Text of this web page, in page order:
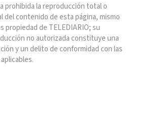
prohibida la reproducción total o
del contenido de esta página, mismo
propiedad de TELEDIARIO; su
no autorizada constituye una
y un delito de conformidad con las